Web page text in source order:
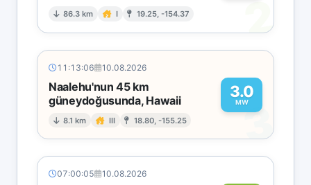
86.3 km I 19.25, -154.37 2
11:13:06 10.08.2026
Naalehu'nun 45 km
güneydoğusunda, Hawaii
8.1 km III 18.80, -155.25
3.0
MW
3
07:00:05 10.08.2026